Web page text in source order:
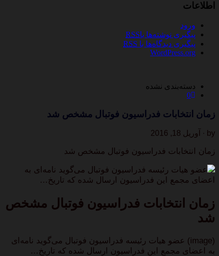
اطلاعات
ورود
پیگیری نوشته‌ها باRSS
پیگیری دیدگاه‌ها با RSS
WordPress.org
دسته‌بندی نشده
0
زمان انتخابات فدراسیون فوتبال مشخص شد
by · آوریل 18, 2016
زمان انتخابات فدراسیون فوتبال مشخص شد
عضو هیات رئیسه فدراسیون فو‌تبا‌ل می‌گوید نامه‌ای به
اعضای مجمع این فدراسیون ارسال شده که تاریخ…
زمان انتخابات فدراسیون فوتبال مشخص
شد
(image) عضو هیات رئیسه فدراسیون فو‌تبا‌ل می‌گوید نامه‌ای
به اعضای مجمع این فدراسیون ارسال شده که تاریخ…